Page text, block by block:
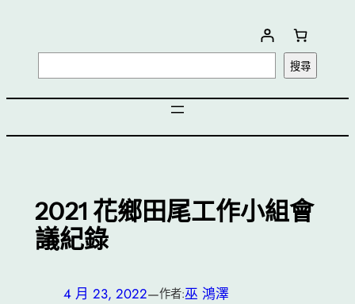
尋
搜尋
2021 花鄉田尾工作小組會
議紀錄
4 月 23, 2022—作者:巫 鴻澤